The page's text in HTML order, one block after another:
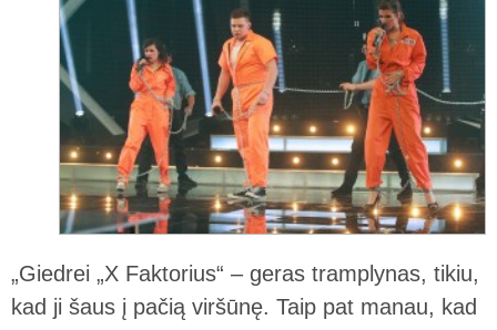
„Giedrei „X Faktorius“ – geras tramplynas, tikiu,
kad ji šaus į pačią viršūnę. Taip pat manau, kad